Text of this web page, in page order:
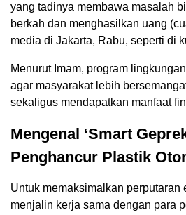
yang tadinya membawa masalah
berkah dan menghasilkan uang
media di Jakarta, Rabu, seperti di
Menurut Imam, program
agar masyarakat lebih
sekaligus mendapatkan manfaat
Mengenal ‘Smart
Penghancur Plastik
Untuk memaksimalkan perputaran
menjalin kerja sama dengan para